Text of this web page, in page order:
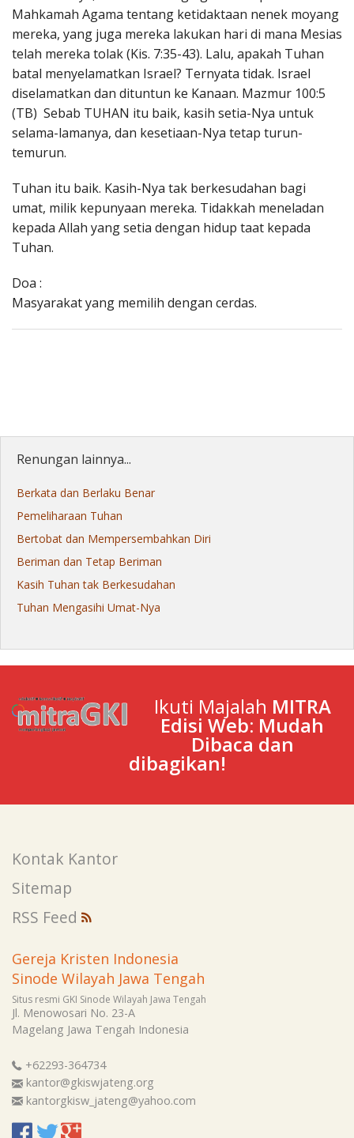
Mahkamah Agama tentang ketidaktaan nenek moyang
mereka, yang juga mereka lakukan hari di mana Mesias
telah mereka tolak (Kis. 7:35-43). Lalu, apakah Tuhan
batal menyelamatkan Israel? Ternyata tidak. Israel
diselamatkan dan dituntun ke Kanaan. Mazmur 100:5
(TB) Sebab TUHAN itu baik, kasih setia-Nya untuk
selama-lamanya, dan kesetiaan-Nya tetap turun-
temurun.
Tuhan itu baik. Kasih-Nya tak berkesudahan bagi
umat, milik kepunyaan mereka. Tidakkah meneladan
kepada Allah yang setia dengan hidup taat kepada
Tuhan.
Doa :
Masyarakat yang memilih dengan cerdas.
Renungan lainnya...
Berkata dan Berlaku Benar
Pemeliharaan Tuhan
Bertobat dan Mempersembahkan Diri
Beriman dan Tetap Beriman
Kasih Tuhan tak Berkesudahan
Tuhan Mengasihi Umat-Nya
Ikuti Majalah MITRA
Edisi Web: Mudah
Dibaca dan
dibagikan!
Kontak Kantor
Sitemap
RSS Feed
Gereja Kristen Indonesia
Sinode Wilayah Jawa Tengah
Situs resmi GKI Sinode Wilayah Jawa Tengah
Jl. Menowosari No. 23-A
Magelang Jawa Tengah Indonesia
+62293-364734
kantor@gkiswjateng.org
kantorgkisw_jateng@yahoo.com